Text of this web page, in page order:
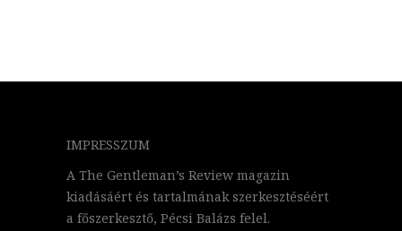
IMPRESSZUM
A The Gentleman’s Review magazin
kiadásáért és tartalmának szerkesztéséért
a főszerkesztő, Pécsi Balázs felel.